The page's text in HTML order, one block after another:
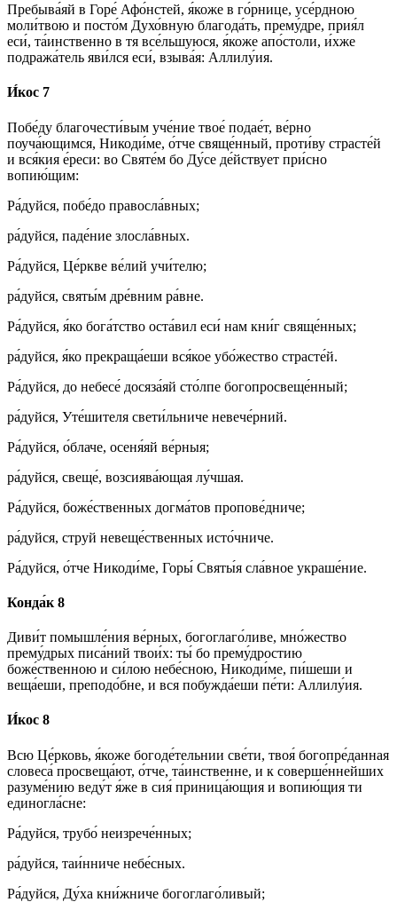
Пребыва́яй в Горе́ Афо́нстей, я́коже в го́рнице, усе́рдною
моли́твою и посто́м Духо́вную благода́ть, прему́дре, прия́л
еси́, та́инственно в тя все́льшуюся, я́коже апо́столи, и́хже
подража́тель яви́лся еси́, взыва́я: Аллилу́ия.
И́кос 7
Побе́ду благочести́вым уче́ние твое́ подае́т, ве́рно
поуча́ющимся, Никоди́ме, о́тче свяще́нный, проти́ву страсте́й
и вся́кия е́реси: во Святе́м бо Ду́се де́йствует при́сно
вопию́щим:
Ра́дуйся, побе́до правосла́вных;
ра́дуйся, паде́ние злосла́вных.
Ра́дуйся, Це́ркве ве́лий учи́телю;
ра́дуйся, святы́м дре́вним ра́вне.
Ра́дуйся, я́ко бога́тство оста́вил еси́ нам кни́г свяще́нных;
ра́дуйся, я́ко прекраща́еши вся́кое убо́жество страсте́й.
Ра́дуйся, до небесе́ досяза́яй сто́лпе богопросвеще́нный;
ра́дуйся, Уте́шителя свети́льниче невече́рний.
Ра́дуйся, о́блаче, осеня́яй ве́рныя;
ра́дуйся, свеще́, возсиява́ющая лу́чшая.
Ра́дуйся, боже́ственных догма́тов пропове́дниче;
ра́дуйся, струй невеще́ственных исто́чниче.
Ра́дуйся, о́тче Никоди́ме, Горы́ Святы́я сла́вное украше́ние.
Конда́к 8
Диви́т помышле́ния ве́рных, богоглаго́ливе, мно́жество
прему́дрых писа́ний твои́х: ты́ бо прему́дростию
боже́ственною и си́лою небе́сною, Никоди́ме, пи́шеши и
веща́еши, преподо́бне, и вся побужда́еши пе́ти: Аллилу́ия.
И́кос 8
Всю Це́рковь, я́коже богоде́тельнии све́ти, твоя́ богопре́данная
словеса́ просвеща́ют, о́тче, та́инственне, и к соверше́ннейших
разуме́нию веду́т я́же в сия́ приница́ющия и вопию́щия ти
единогла́сне:
Ра́дуйся, трубо́ неизрече́нных;
ра́дуйся, таи́нниче небе́сных.
Ра́дуйся, Ду́ха кни́жниче богоглаго́ливый;